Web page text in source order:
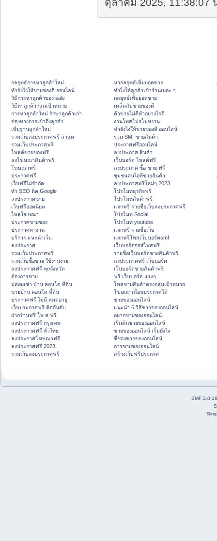
ตุลาคม 2025, 11:38:07
กลยุทธ์การหาลูกค้าใหม่
ทํายังไงให้ขายของดี ออนไลน์
วิธีการหาลูกค้าของ sale
วิธีหาลูกค้ากลุ่มเป้าหมาย
การหาลูกค้าใหม่ รักษาลูกค้าเก่า
ช่องทางการเข้าถึงลูกค้า
เพิ่มฐานลูกค้าใหม่
รวมเว็บลงประกาศฟรี ล่าสุด
รวมเว็บประกาศฟรี
โพสต์ขายของฟรี
ลงโฆษณาสินค้าฟรี
โฆษณาฟรี
ประกาศฟรี
เว็บฟรีไม่จำกัด
ทำ SEO ติด Google
ลงประกาศขาย
เว็บฟรียอดนิยม
โพสโฆษณา
ประกาศขายของ
ประกาศหางาน
บริการ แนะนำเว็บ
ลงประกาศ
รวมเว็บประกาศฟรี
รวมเว็บซื้อขาย ใช้งานง่าย
ลงประกาศฟรี ทุกจังหวัด
ต้องการขาย
ปล่อยเช่า บ้าน คอนโด ที่ดิน
ขายบ้าน คอนโด ที่ดิน
ประกาศฟรี ไม่มี หมดอายุ
เว็บประกาศฟรี ติดอันดับ
ฝากร้านฟรี โพ ส ฟรี
ลงประกาศฟรี กรุงเทพ
ลงประกาศฟรี ทั่วไทย
ลงประกาศโฆษณาฟรี
ลงประกาศฟรี 2023
รวมเว็บลงประกาศฟรี
หากลยุทธ์เพิ่มยอดขาย
ทําไงให้ลูกค้าเข้าร้านเยอะ ๆ
กลยุทธ์เพิ่มยอดขาย
เคล็ดลับขายของดี
ค้าขายไม่ดีทำอย่างไรดี
งานโพสโปรโมทงาน
ทํายังไงให้ขายของดี ออนไลน์
รวม SMFขายสินค้า
ประกาศฟรีออนไลน์
ลงประกาศ สินค้า
เว็บบอร์ด โพสต์ฟรี
ลงประกาศ ซื้อ-ขาย ฟรี
ชุมชนคนไอทีขายสินค้า
ลงประกาศฟรีใหม่ๆ 2023
โปรโมทธุรกิจฟรี
โปรโมทสินค้าฟรี
แจกฟรี รายชื่อเว็บลงประกาศฟรี
โปรโมท Social
โปรโมท youtube
แจกฟรี รายชื่อเว็บ
แจกฟรีโพสเว็บบอร์ดsmf
เว็บบอร์ดsmfโพสฟรี
รายชื่อเว็บบอร์ดขายสินค้าฟรี
ลงประกาศฟรี เว็บบอร์ด
เว็บบอร์ดขายสินค้าฟรี
ฟรี เว็บบอร์ด แรงๆ
โพสขายสินค้าตรงกลุ่มเป้าหมาย
โฆษณาเลื่อนประกาศได้
ขายของออนไลน์
แนะนำ 6 วิธีขายของออนไลน์
อยากขายของออนไลน์
เริ่มต้นขายของออนไลน์
ขายของออนไลน์ เริ่มยังไง
ชี้ช่องขายของออนไลน์
การขายของออนไลน์
สร้างเว็บฟรีประกาศ
SMF 2.0.18